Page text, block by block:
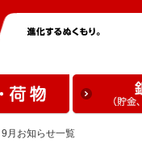
月お知らせ一覧